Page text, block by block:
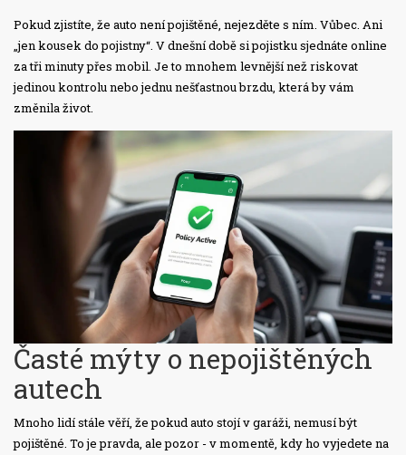
Pokud zjistíte, že auto není pojištěné, nejezděte s ním. Vůbec. Ani
„jen kousek do pojistny“. V dnešní době si pojistku sjednáte online
za tři minuty přes mobil. Je to mnohem levnější než riskovat
jedinou kontrolu nebo jednu nešťastnou brzdu, která by vám
změnila život.
Časté mýty o nepojištěných
autech
Mnoho lidí stále věří, že pokud auto stojí v garáži, nemusí být
pojištěné. To je pravda, ale pozor - v momentě, kdy ho vyjedete na